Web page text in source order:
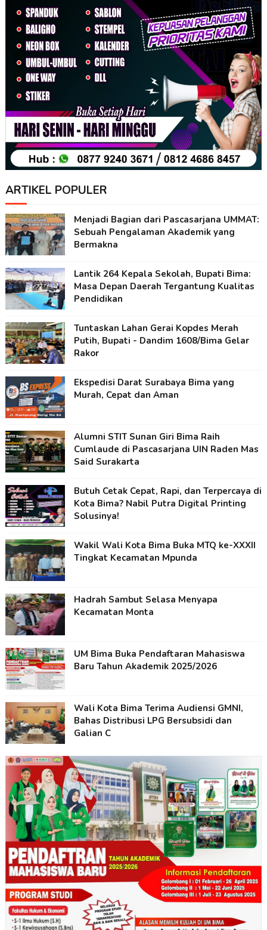
ARTIKEL POPULER
Menjadi Bagian dari Pascasarjana UMMAT:
Sebuah Pengalaman Akademik yang
Bermakna
Lantik 264 Kepala Sekolah, Bupati Bima:
Masa Depan Daerah Tergantung Kualitas
Pendidikan
Tuntaskan Lahan Gerai Kopdes Merah
Putih, Bupati - Dandim 1608/Bima Gelar
Rakor
Ekspedisi Darat Surabaya Bima yang
Murah, Cepat dan Aman
Alumni STIT Sunan Giri Bima Raih
Cumlaude di Pascasarjana UIN Raden Mas
Said Surakarta
Butuh Cetak Cepat, Rapi, dan Terpercaya di
Kota Bima? Nabil Putra Digital Printing
Solusinya!
Wakil Wali Kota Bima Buka MTQ ke-XXXII
Tingkat Kecamatan Mpunda
Hadrah Sambut Selasa Menyapa
Kecamatan Monta
UM Bima Buka Pendaftaran Mahasiswa
Baru Tahun Akademik 2025/2026
Wali Kota Bima Terima Audiensi GMNI,
Bahas Distribusi LPG Bersubsidi dan
Galian C